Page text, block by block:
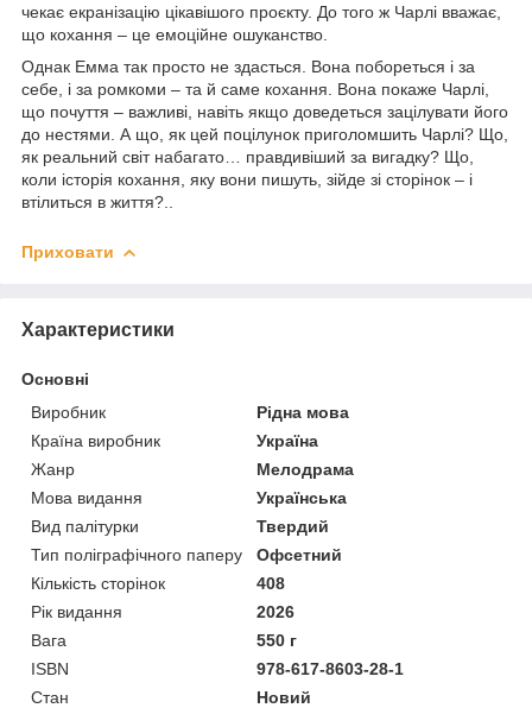
чекає екранізацію цікавішого проєкту. До того ж Чарлі вважає,
що кохання – це емоційне ошуканство.
Однак Емма так просто не здасться. Вона побореться і за
себе, і за ромкоми – та й саме кохання. Вона покаже Чарлі,
що почуття – важливі, навіть якщо доведеться зацілувати його
до нестями. А що, як цей поцілунок приголомшить Чарлі? Що,
як реальний світ набагато… правдивіший за вигадку? Що,
коли історія кохання, яку вони пишуть, зійде зі сторінок – і
втілиться в життя?..
Приховати
Характеристики
Основні
Виробник
Рідна мова
Країна виробник
Україна
Жанр
Мелодрама
Мова видання
Українська
Вид палітурки
Твердий
Тип поліграфічного паперу
Офсетний
Кількість сторінок
408
Рік видання
2026
Вага
550 г
ISBN
978-617-8603-28-1
Стан
Новий